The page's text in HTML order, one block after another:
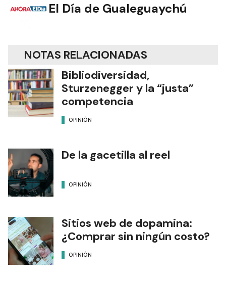
El Día de Gualeguaychú
NOTAS RELACIONADAS
Bibliodiversidad,
Sturzenegger y la “justa”
competencia
OPINIÓN
De la gacetilla al reel
OPINIÓN
Sitios web de dopamina:
¿Comprar sin ningún costo?
OPINIÓN